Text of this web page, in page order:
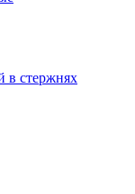
в стержнях